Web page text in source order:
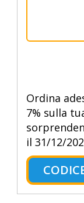
Ordina
7% sulla
il 31/12/